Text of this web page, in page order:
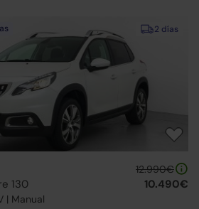
2 días
130
| Manual
12.990€
10.490€